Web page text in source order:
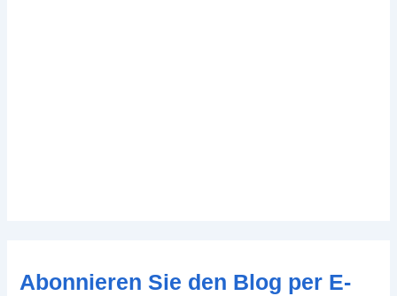
Abonnieren Sie den Blog per E-